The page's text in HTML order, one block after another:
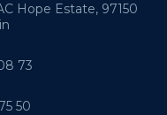
Hope Estate, 97150
73
50